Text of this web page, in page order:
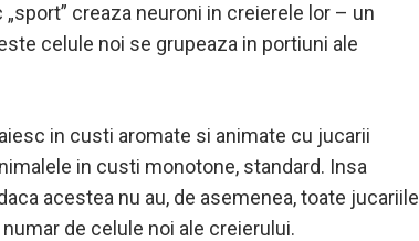
creaza neuroni in creierele lor – un
celule noi se grupeaza in portiuni ale
in custi aromate si animate cu jucarii
in custi monotone, standard. Insa
acestea nu au, de asemenea, toate jucariile
de celule noi ale creierului.